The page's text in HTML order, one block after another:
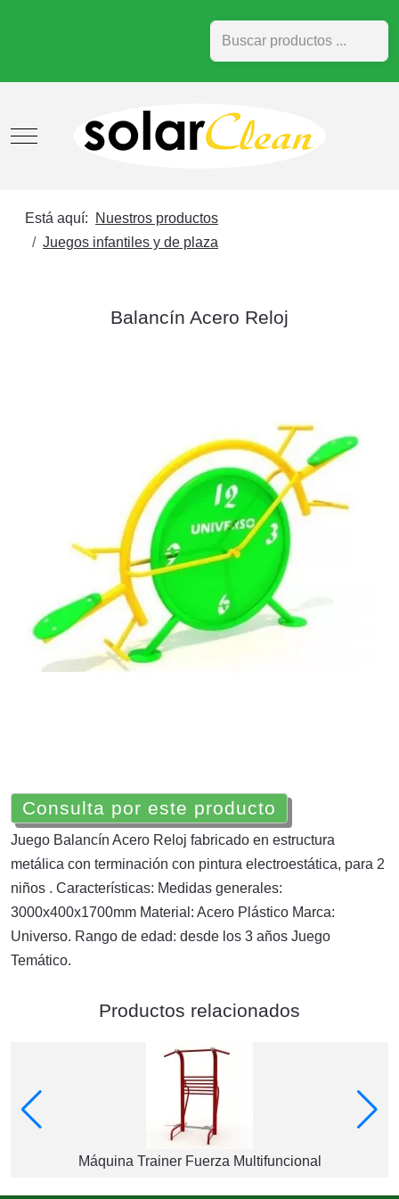
Buscar
Mobile Menu Toggle
Está aquí:
Nuestros productos
Juegos infantiles y de plaza
Balancín Acero Reloj
Consulta por este producto
Juego Balancín Acero Reloj fabricado en estructura
metálica con terminación con pintura electroestática, para 2
niños . Características: Medidas generales:
3000x400x1700mm Material: Acero Plástico Marca:
Universo. Rango de edad: desde los 3 años Juego
Temático.
Productos relacionados
Máquina Trainer Fuerza Multifuncional